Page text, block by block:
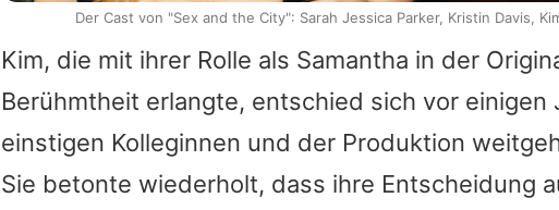
Kim, die mit ihrer Rolle als Samantha in der
Berühmtheit erlangte, entschied sich vor einigen
einstigen Kolleginnen und der Produktion
Sie betonte wiederholt, dass ihre Entscheidung
Der Cast von "Sex and the City": Sarah Jessica Parker, Kristin Davis,